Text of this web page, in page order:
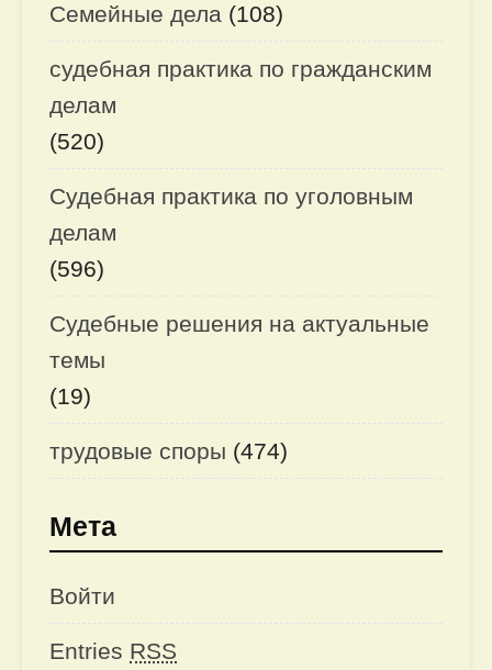
Семейные дела (108)
судебная практика по гражданским
делам
(520)
Судебная практика по уголовным
делам
(596)
Судебные решения на актуальные
темы
(19)
трудовые споры (474)
Мета
Войти
Entries RSS